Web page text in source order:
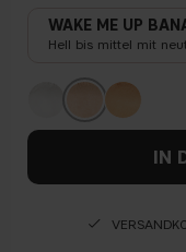
WAKE ME UP
Hell bis mittel mit
IN